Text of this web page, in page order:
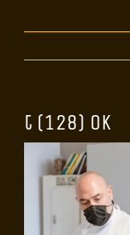
t (128) OK